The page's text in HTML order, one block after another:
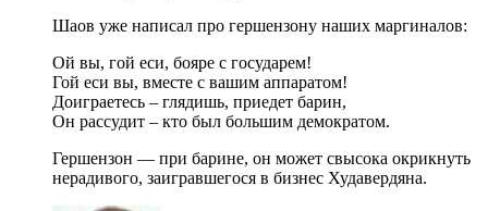
Шаов уже написал про гершензону наших маргиналов:
Ой вы, гой еси, бояре с государем!
Гой еси вы, вместе с вашим аппаратом!
Доиграетесь – глядишь, приедет барин,
Он рассудит – кто был большим демократом.
Гершензон — при барине, он может свысока окрикнуть
нерадивого, заигравшегося в бизнес Худавердяна.